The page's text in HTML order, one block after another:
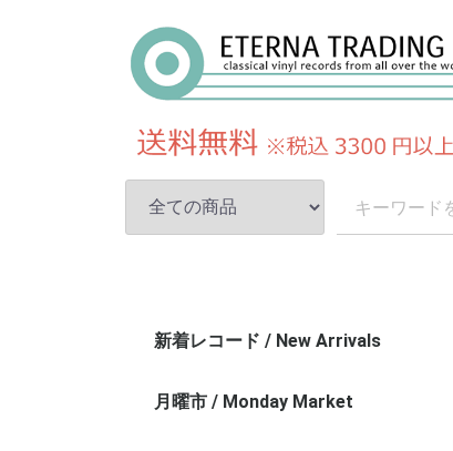
新着レコード / New Arrivals
月曜市 / Monday Market